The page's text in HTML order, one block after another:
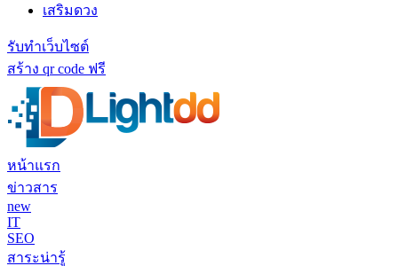
เสริมดวง
รับทำเว็บไซต์
สร้าง qr code ฟรี
หน้าแรก
ข่าวสาร
new
IT
SEO
สาระน่ารู้